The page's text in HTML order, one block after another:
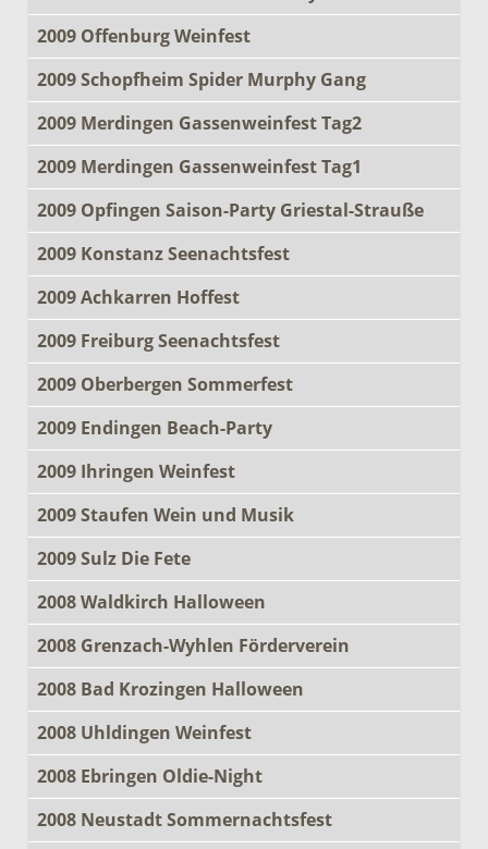
2009 Offenburg Weinfest
2009 Schopfheim Spider Murphy Gang
2009 Merdingen Gassenweinfest Tag2
2009 Merdingen Gassenweinfest Tag1
2009 Opfingen Saison-Party Griestal-Strauße
2009 Konstanz Seenachtsfest
2009 Achkarren Hoffest
2009 Freiburg Seenachtsfest
2009 Oberbergen Sommerfest
2009 Endingen Beach-Party
2009 Ihringen Weinfest
2009 Staufen Wein und Musik
2009 Sulz Die Fete
2008 Waldkirch Halloween
2008 Grenzach-Wyhlen Förderverein
2008 Bad Krozingen Halloween
2008 Uhldingen Weinfest
2008 Ebringen Oldie-Night
2008 Neustadt Sommernachtsfest